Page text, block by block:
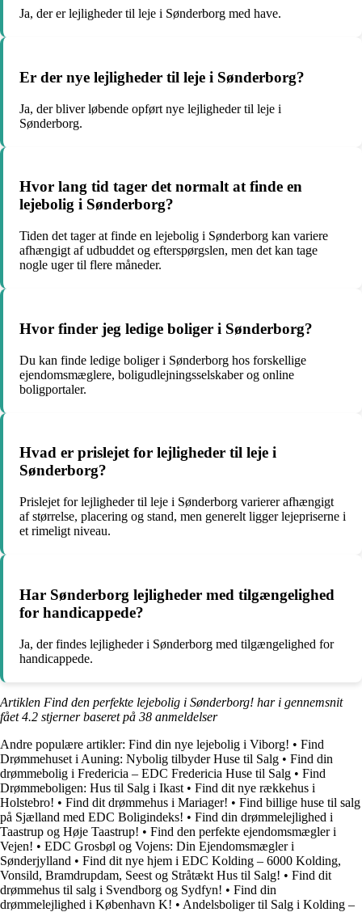
Ja, der er lejligheder til leje i Sønderborg med have.
Er der nye lejligheder til leje i Sønderborg?
Ja, der bliver løbende opført nye lejligheder til leje i
Sønderborg.
Hvor lang tid tager det normalt at finde en
lejebolig i Sønderborg?
Tiden det tager at finde en lejebolig i Sønderborg kan variere
afhængigt af udbuddet og efterspørgslen, men det kan tage
nogle uger til flere måneder.
Hvor finder jeg ledige boliger i Sønderborg?
Du kan finde ledige boliger i Sønderborg hos forskellige
ejendomsmæglere, boligudlejningsselskaber og online
boligportaler.
Hvad er prislejet for lejligheder til leje i
Sønderborg?
Prislejet for lejligheder til leje i Sønderborg varierer afhængigt
af størrelse, placering og stand, men generelt ligger lejepriserne i
et rimeligt niveau.
Har Sønderborg lejligheder med tilgængelighed
for handicappede?
Ja, der findes lejligheder i Sønderborg med tilgængelighed for
handicappede.
Artiklen Find den perfekte lejebolig i Sønderborg! har i gennemsnit
fået4.2 stjerner baseret på 38 anmeldelser
Andre populære artikler: Find din nye lejebolig i Viborg! • Find
Drømmehuset i Auning: Nybolig tilbyder Huse til Salg • Find din
drømmebolig i Fredericia – EDC Fredericia Huse til Salg • Find
Drømmeboligen: Hus til Salg i Ikast • Find dit nye rækkehus i
Holstebro! • Find dit drømmehus i Mariager! • Find billige huse til salg
på Sjælland med EDC Boligindeks! • Find din drømmelejlighed i
Taastrup og Høje Taastrup! • Find den perfekte ejendomsmægler i
Vejen! • EDC Grosbøl og Vojens: Din Ejendomsmægler i
Sønderjylland • Find dit nye hjem i EDC Kolding – 6000 Kolding,
Vonsild, Bramdrupdam, Seest og Stråtækt Hus til Salg! • Find dit
drømmehus til salg i Svendborg og Sydfyn! • Find din
drømmelejlighed i København K! • Andelsboliger til Salg i Kolding –